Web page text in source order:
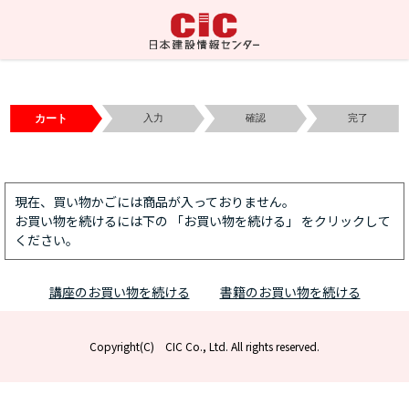
カート 入力 確認 完了
現在、買い物かごには商品が入っておりません。
お買い物を続けるには下の 「お買い物を続ける」 をクリックして
ください。
講座のお買い物を続ける 書籍のお買い物を続ける
Copyright(C) CIC Co., Ltd. All rights reserved.